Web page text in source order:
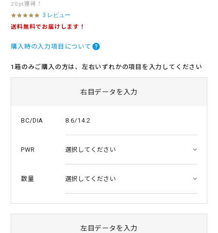
20pt獲得！
5
.
t
r
3 レビュー
送料無料でお届けします！
購入時の入力項目について
1箱のみご購入の方は、左右いずれかの項目を入力してください
右目データを入力
BC/DIA 8.6/14.2
PWR
数量
左目データを入力